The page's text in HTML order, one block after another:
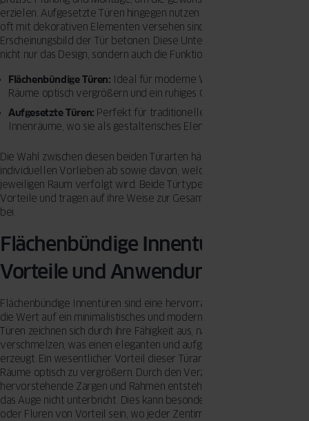
erzielen. Aufgesetzte Türen hingegen nutzen sichtbare Zargen, die
oft mit dekorativen Elementen versehen sind und so das
Erscheinungsbild der Tür betonen. Diese Unterschiede beeinflussen
nicht nur das Design, sondern auch die Funktionalität der Türen:
Flächenbündige Türen: Ideal für moderne Wohnräume, da sie
Räume optisch vergrößern und ein ruhiges Gesamtbild schaffen.
Aufgesetzte Türen: Perfekt für traditionelle oder rustikale
Innenräume, wo sie als gestalterisches Element dienen können.
Die Wahl zwischen diesen beiden Türarten hängt stark von den
individuellen Vorlieben ab sowie davon, welches Designkonzept im
jeweiligen Raum verfolgt wird. Beide Türtypen bieten einzigartige
Vorteile und tragen auf ihre Weise zur Gesamtästhetik eines Raumes
bei.
Flächenbündige Innentüren:
Vorteile und Anwendungen
Flächenbündige Innentüren sind eine hervorragende Wahl für alle,
die Wert auf ein minimalistisches und modernes Design legen. Diese
Türen zeichnen sich durch ihre Fähigkeit aus, nahtlos mit der Wand zu
verschmelzen, was einen eleganten und aufgeräumten Look
erzeugt. Ein wesentlicher Vorteil dieser Türart ist ihre Fähigkeit,
Räume optisch zu vergrößern. Durch den Verzicht auf
hervorstehende Zargen und Rahmen entsteht eine glatte Fläche, die
das Auge nicht unterbricht. Dies kann besonders in kleineren Räumen
oder Fluren von Vorteil sein, wo jeder Zentimeter zählt.